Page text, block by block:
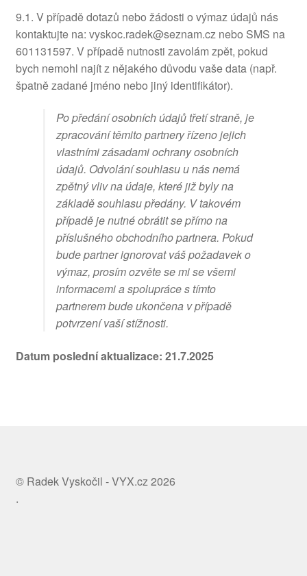
9.1. V případě dotazů nebo žádosti o výmaz údajů nás
kontaktujte na: vyskoc.radek@seznam.cz nebo SMS na
601131597. V případě nutnosti zavolám zpět, pokud
bych nemohl najít z nějakého důvodu vaše data (např.
špatně zadané jméno nebo jiný identifikátor).
Po předání osobních údajů třetí straně, je
zpracování těmito partnery řízeno jejich
vlastními zásadami ochrany osobních
údajů. Odvolání souhlasu u nás nemá
zpětný vliv na údaje, které již byly na
základě souhlasu předány. V takovém
případě je nutné obrátit se přímo na
příslušného obchodního partnera. Pokud
bude partner ignorovat váš požadavek o
výmaz, prosím ozvěte se mi se všemi
informacemi a spolupráce s tímto
partnerem bude ukončena v případě
potvrzení vaší stížnosti.
Datum poslední aktualizace: 21.7.2025
© Radek Vyskočil - VYX.cz 2026
.